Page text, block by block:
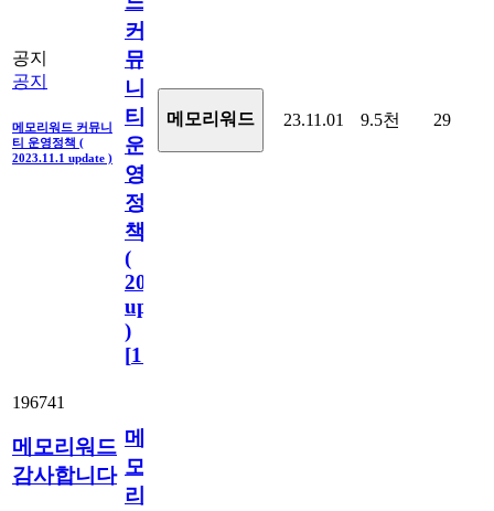
공지
공지
메모리워드 커뮤니
티 운영정책 (
2023.11.1 update )
커
뮤
니
티
운
영
정
책
(
2023.11.1
update
)
[110
메모리워드 23.11.01 9.5천 29
196741
메모리워드
감사합니다
메
모
리